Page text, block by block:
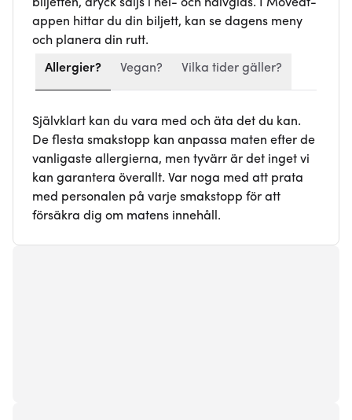
biljetten, dryck säljs i hel- och halvglas. I Moveat-
appen hittar du din biljett, kan se dagens meny
och planera din rutt.
Allergier? Vegan? Vilka tider gäller?
Självklart kan du vara med och äta det du kan.
De flesta smakstopp kan anpassa maten efter de
vanligaste allergierna, men tyvärr är det inget vi
kan garantera överallt. Var noga med att prata
med personalen på varje smakstopp för att
försäkra dig om matens innehåll.